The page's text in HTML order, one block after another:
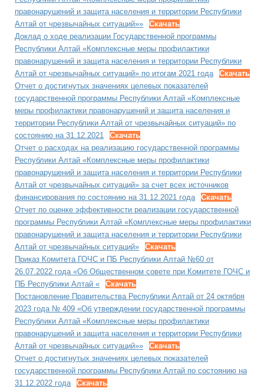
правонарушений и защита населения и территории Республики
Алтай от чрезвычайных ситуаций»»
Скачать
Доклад о ходе реализации Государственной программы
Республики Алтай «Комплексные меры профилактики
правонарушений и защита населения и территории Республики
Алтай от чрезвычайных ситуаций» по итогам 2021 года
Скачать
Отчет о достигнутых значениях целевых показателей
государственной программы Республики Алтай «Комплексные
меры профилактики правонарушений и защита населения и
территории Республики Алтай от чрезвычайных ситуаций» по
состоянию на 31.12.2021
Скачать
Отчет о расходах на реализацию государственной программы
Республики Алтай «Комплексные меры профилактики
правонарушений и защита населения и территории Республики
Алтай от чрезвычайных ситуаций» за счет всех источников
финансирования по состоянию на 31.12.2021 года
Скачать
Отчет по оценке эффективности реализации государственной
программы Республики Алтай «Комплексные меры профилактики
правонарушений и защита населения и территории Республики
Алтай от чрезвычайных ситуаций»
Скачать
Приказ Комитета ГОЧС и ПБ Республики Алтай №60 от
26.07.2022 года «Об Общественном совете при Комитете ГОЧС и
ПБ Республики Алтай «
Скачать
Постановление Правительства Республики Алтай от 24 октября
2023 года № 409 «Об утверждении государственной программы
Республики Алтай «Комплексные меры профилактики
правонарушений и защита населения и территории Республики
Алтай от чрезвычайных ситуаций»»
Скачать
Отчет о достигнутых значениях целевых показателей
государственной программы Республики Алтай по состоянию на
31.12.2022 года
Скачать